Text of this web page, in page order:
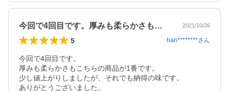
今回で4回目です。厚みも柔らかさもこち… 2021/10/26
5 han********さん
今回で4回目です。
厚みも柔らかさもこちらの商品が1番です。
少し値上がりしましたが、それでも納得の味です。
ありがとうございました。